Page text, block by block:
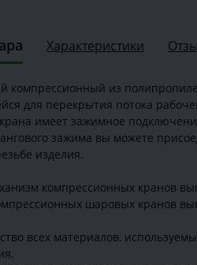
Характеристики
компрессионный из
для перекрытия потока
имеет зажимное
зажима вы можете
изделия.
компрессионных кранов
шаровых кранов
всех материалов,